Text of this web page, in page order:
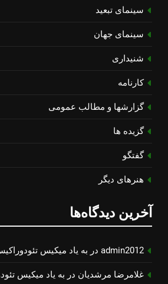
سینمای تبعید
سینمای جهان
شنیداری
کارنامه
گزارشها و مطالب عمومی
گزیده ها
گفتگو
هنرهای دیگر
آخرین دیدگاه‌ها
admin2012 در به یاد میكیس
غلامرضا مرشدیان در به یاد میكیس